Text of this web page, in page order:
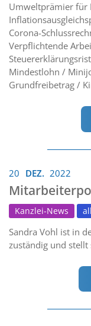
Umweltprämier für
Corona-
Verpflichtende
Mindestlohn /
Grundfreibetrag /
20 DEZ. 2022
Kanzlei-News
Sandra Vohl ist in
zuständig und